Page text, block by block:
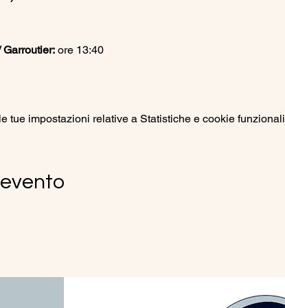
ore 13:40
tue impostazioni relative a Statistiche e cookie